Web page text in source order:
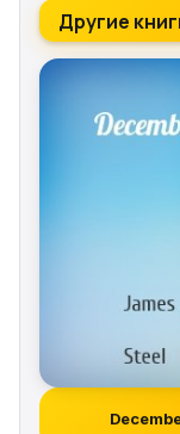
Другие